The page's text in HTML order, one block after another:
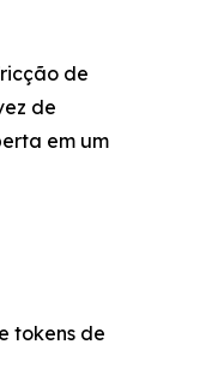
de
de
em um
tokens de